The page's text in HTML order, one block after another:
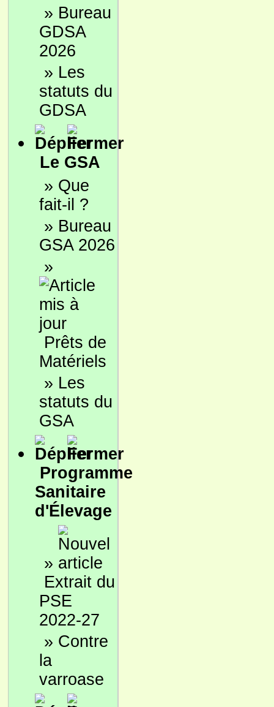
» Bureau
GDSA
2026
» Les
statuts du
GDSA
Le GSA
» Que
fait-il ?
» Bureau
GSA 2026
»
Prêts de
Matériels
» Les
statuts du
GSA
Programme
Sanitaire
d'Élevage
»
Extrait du
PSE
2022-27
» Contre
la
varroase